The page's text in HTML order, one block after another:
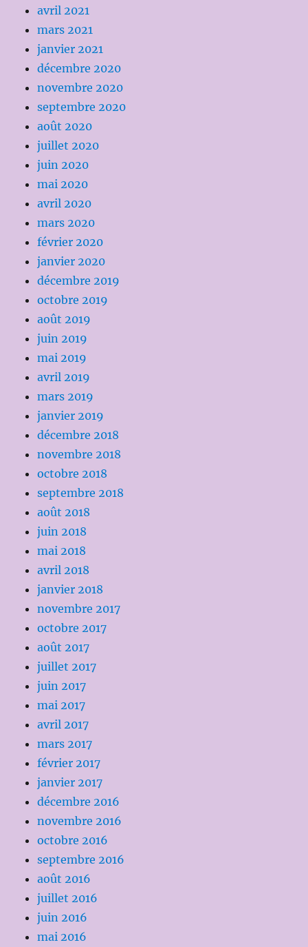
avril 2021
mars 2021
janvier 2021
décembre 2020
novembre 2020
septembre 2020
août 2020
juillet 2020
juin 2020
mai 2020
avril 2020
mars 2020
février 2020
janvier 2020
décembre 2019
octobre 2019
août 2019
juin 2019
mai 2019
avril 2019
mars 2019
janvier 2019
décembre 2018
novembre 2018
octobre 2018
septembre 2018
août 2018
juin 2018
mai 2018
avril 2018
janvier 2018
novembre 2017
octobre 2017
août 2017
juillet 2017
juin 2017
mai 2017
avril 2017
mars 2017
février 2017
janvier 2017
décembre 2016
novembre 2016
octobre 2016
septembre 2016
août 2016
juillet 2016
juin 2016
mai 2016